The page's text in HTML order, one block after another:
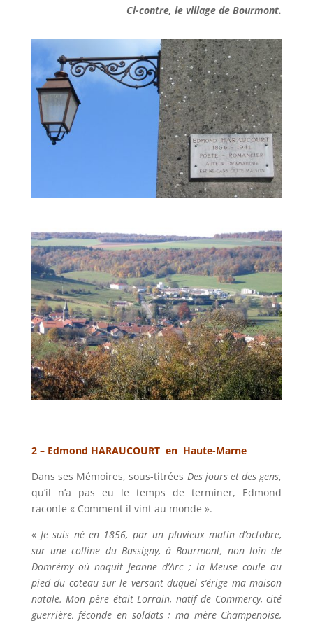
Ci-contre, le village de Bourmont.
2 – Edmond HARAUCOURT en Haute-Marne
Dans ses Mémoires, sous-titrées Des jours et des gens,
qu’il n’a pas eu le temps de terminer, Edmond
raconte « Comment il vint au monde ».
«Je suis né en 1856, par un pluvieux matin d’octobre,
sur une colline du Bassigny, à Bourmont, non loin de
Domrémy où naquit Jeanne d’Arc ; la Meuse coule au
pied du coteau sur le versant duquel s’érige ma maison
natale. Mon père était Lorrain, natif de Commercy, cité
guerrière, féconde en soldats ; ma mère Champenoise,